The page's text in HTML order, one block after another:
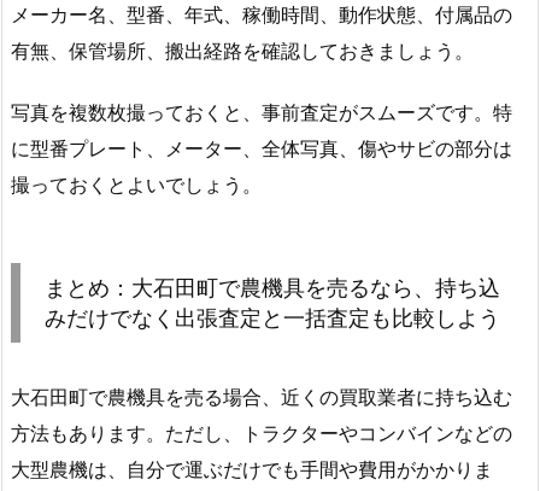
メーカー名、型番、年式、稼働時間、動作状態、付属品の
有無、保管場所、搬出経路を確認しておきましょう。
写真を複数枚撮っておくと、事前査定がスムーズです。特
に型番プレート、メーター、全体写真、傷やサビの部分は
撮っておくとよいでしょう。
まとめ：大石田町で農機具を売るなら、持ち込
みだけでなく出張査定と一括査定も比較しよう
大石田町で農機具を売る場合、近くの買取業者に持ち込む
方法もあります。ただし、トラクターやコンバインなどの
大型農機は、自分で運ぶだけでも手間や費用がかかりま